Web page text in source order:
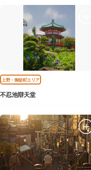
上野・御徒町エリア
不忍池辯天堂